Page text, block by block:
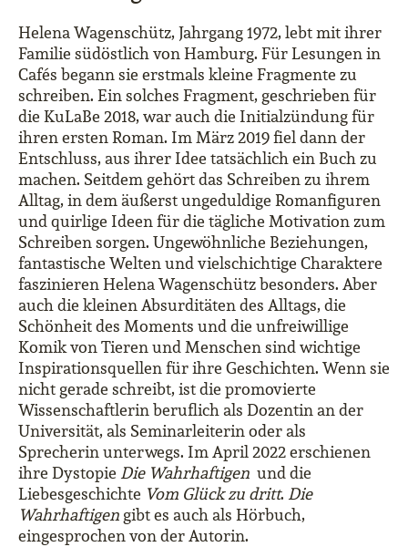
Helena Wagenschütz, Jahrgang 1972, lebt mit ihrer
Familie südöstlich von Hamburg. Für Lesungen in
Cafés begann sie erstmals kleine Fragmente zu
schreiben. Ein solches Fragment, geschrieben für
die KuLaBe 2018, war auch die Initialzündung für
ihren ersten Roman. Im März 2019 fiel dann der
Entschluss, aus ihrer Idee tatsächlich ein Buch zu
machen. Seitdem gehört das Schreiben zu ihrem
Alltag, in dem äußerst ungeduldige Romanfiguren
und quirlige Ideen für die tägliche Motivation zum
Schreiben sorgen. Ungewöhnliche Beziehungen,
fantastische Welten und vielschichtige Charaktere
faszinieren Helena Wagenschütz besonders. Aber
auch die kleinen Absurditäten des Alltags, die
Schönheit des Moments und die unfreiwillige
Komik von Tieren und Menschen sind wichtige
Inspirationsquellen für ihre Geschichten. Wenn sie
nicht gerade schreibt, ist die promovierte
Wissenschaftlerin beruflich als Dozentin an der
Universität, als Seminarleiterin oder als
Sprecherin unterwegs. Im April 2022 erschienen
ihre Dystopie Die Wahrhaftigen und die
Liebesgeschichte Vom Glück zu dritt. Die
Wahrhaftigen gibt es auch als Hörbuch,
eingesprochen von der Autorin.